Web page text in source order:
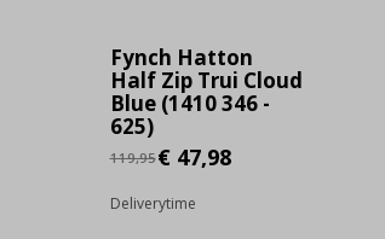
Fynch Hatton
Half Zip Trui Cloud
Blue (1410 346 -
625)
119,95€ 47,98
Deliverytime